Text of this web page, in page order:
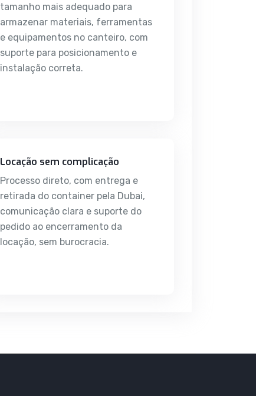
tamanho mais adequado para
armazenar materiais, ferramentas
e equipamentos no canteiro, com
suporte para posicionamento e
instalação correta.
Locação sem complicação
Processo direto, com entrega e
retirada do container pela Dubai,
comunicação clara e suporte do
pedido ao encerramento da
locação, sem burocracia.